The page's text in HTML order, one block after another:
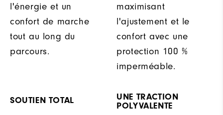
l'énergie et un
confort de marche
tout au long du
parcours.
maximisant
l'ajustement et le
confort avec une
protection 100 %
imperméable.
SOUTIEN TOTAL
UNE TRACTION
POLYVALENTE